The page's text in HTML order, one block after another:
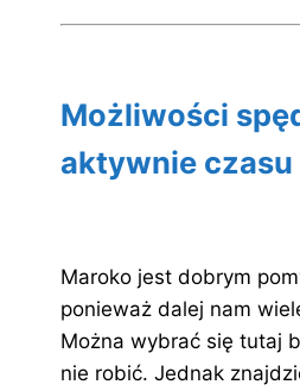
Możliwości
aktywnie czasu
Maroko jest dobrym
ponieważ dalej nam
Można wybrać się tutaj
nie robić. Jednak